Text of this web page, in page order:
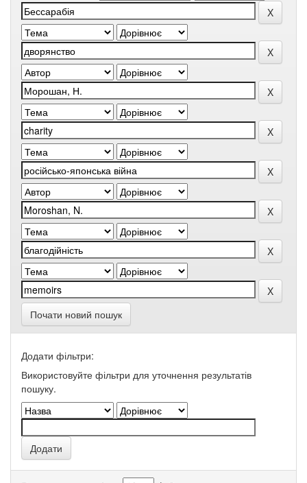
Почати новий пошук
Додати фільтри:
Використовуйте фільтри для уточнення результатів
пошуку.